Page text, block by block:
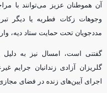
وجوهات زکات فطریه یا دیگر
مددجویان تحت حمایت ستاد دیه،
گفتنی است، امسال نیز به
گلریزان آزادی زندانیان جرایم
اجرای آیین‌های زنده در فضای